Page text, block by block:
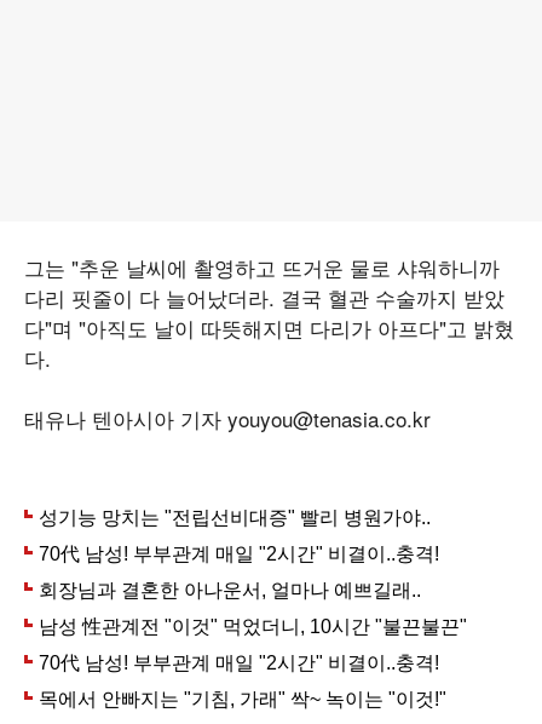
그는 "추운 날씨에 촬영하고 뜨거운 물로 샤워하니까
다리 핏줄이 다 늘어났더라. 결국 혈관 수술까지 받았
다"며 "아직도 날이 따뜻해지면 다리가 아프다"고 밝혔
다.
태유나 텐아시아 기자 youyou@tenasia.co.kr